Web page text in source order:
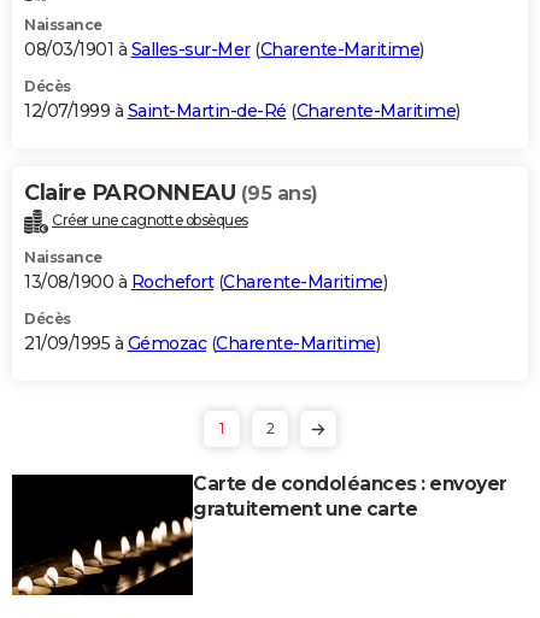
Naissance
08/03/1901 à Salles-sur-Mer(Charente-Maritime)
Décès
12/07/1999 à Saint-Martin-de-Ré (Charente-Maritime)
Claire PARONNEAU (95 ans)
Créer une cagnotte obsèques
Naissance
13/08/1900 à Rochefort(Charente-Maritime)
Décès
21/09/1995 à Gémozac(Charente-Maritime)
1 2
Carte de condoléances : envoyer
gratuitement une carte